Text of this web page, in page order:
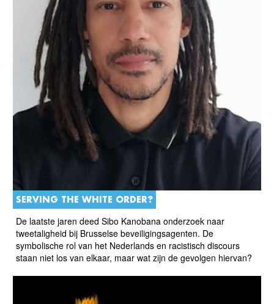
SERVING THE WHITE ORDER?
De laatste jaren deed Sibo Kanobana onderzoek naar
tweetaligheid bij Brusselse beveiligingsagenten. De
symbolische rol van het Nederlands en racistisch discours
staan niet los van elkaar, maar wat zijn de gevolgen hiervan?